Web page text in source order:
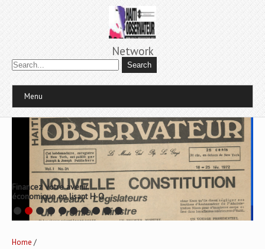
Network
Menu
Financez votre avenir
économique en lisant H-O
Home /